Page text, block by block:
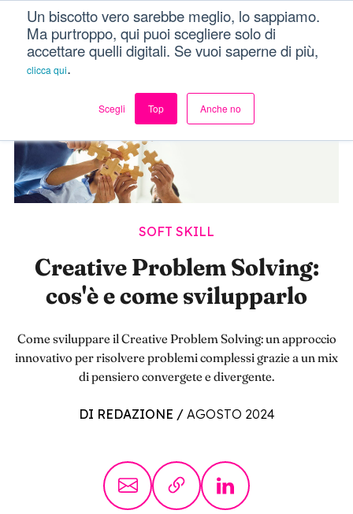
Un biscotto vero sarebbe meglio, lo sappiamo.
Ma purtroppo, qui puoi scegliere solo di
accettare quelli digitali. Se vuoi saperne di più,
clicca qui.
Scegli Top Anche no
Dici Davvero?! Menu
SOFT SKILL
Creative Problem Solving:
cos'è e come svilupparlo
Come sviluppare il Creative Problem Solving: un approccio
innovativo per risolvere problemi complessi grazie a un mix
di pensiero convergete e divergente.
DI REDAZIONE / AGOSTO 2024